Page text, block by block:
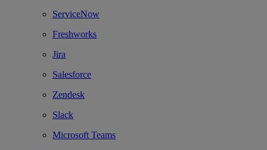
ServiceNow
Freshworks
Jira
Salesforce
Zendesk
Slack
Microsoft Teams